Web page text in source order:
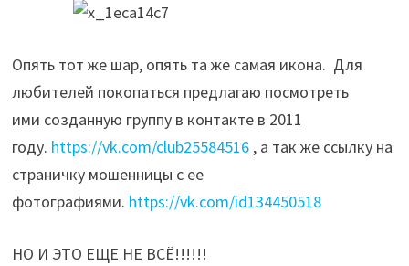
Опять тот же шар, опять та же самая икона. Для
любителей покопаться предлагаю посмотреть
ими созданную группу в контакте в 2011
году. https://vk.com/club25584516, а так же ссылку на
страничку мошенницы с ее
фотографиями. https://vk.com/id134450518
НО И ЭТО ЕЩЕ НЕ ВСЁ!!!!!!